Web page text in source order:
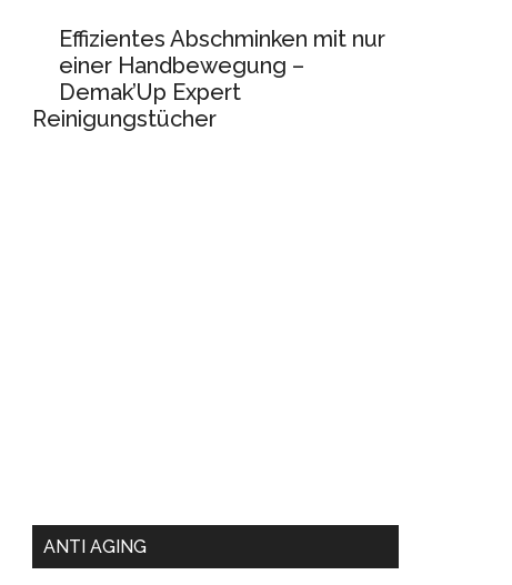
Effizientes Abschminken mit nur
einer Handbewegung –
Demak’Up Expert
Reinigungstücher
ANTI AGING